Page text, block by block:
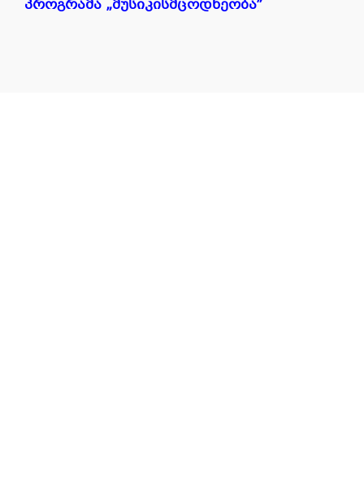
პროგრამა „მუსიკისმცოდნეობა”